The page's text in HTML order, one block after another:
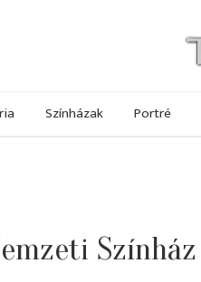
Színházak Portré
Színház